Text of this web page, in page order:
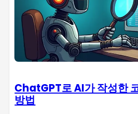
ChatGPT로 AI가 작성한
방법